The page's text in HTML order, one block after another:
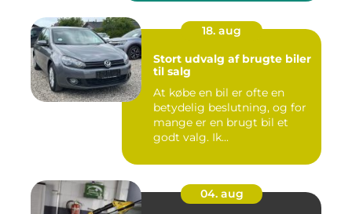
18. aug
Stort udvalg af brugte biler
til salg
At købe en bil er ofte en
betydelig beslutning, og for
mange er en brugt bil et
godt valg. Ik...
04. aug